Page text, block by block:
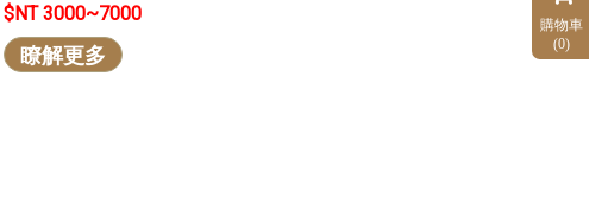
$NT 3000~7000
瞭解更多
購物車
(0)